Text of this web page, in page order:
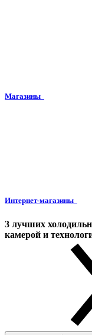
Магазины
Интернет-магазины
3 лучших
камерой и